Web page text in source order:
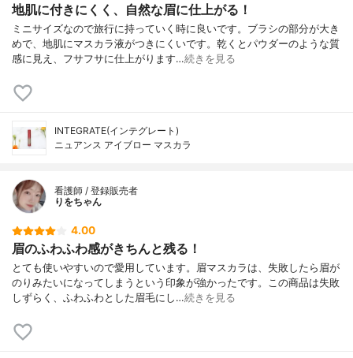
地肌に付きにくく、自然な眉に仕上がる！
ミニサイズなので旅行に持っていく時に良いです。ブラシの部分が大き
めで、地肌にマスカラ液がつきにくいです。乾くとパウダーのような質
感に見え、フサフサに仕上がります…続きを見る
INTEGRATE(インテグレート)
ニュアンス アイブロー マスカラ
看護師 / 登録販売者
りをちゃん
4.00
眉のふわふわ感がきちんと残る！
とても使いやすいので愛用しています。眉マスカラは、失敗したら眉が
のりみたいになってしまうという印象が強かったです。この商品は失敗
しずらく、ふわふわとした眉毛にし…続きを見る